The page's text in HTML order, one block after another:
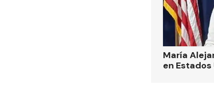
María
en Estados